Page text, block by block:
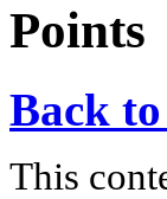
Points
Back
This